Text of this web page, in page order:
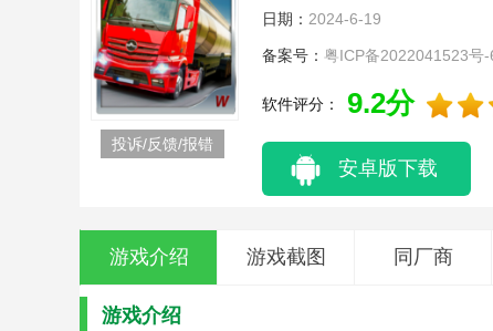
投诉/反馈/报错
日期： 2024-6-19
备案号： 粤ICP备2022041523号-
软件评分： 9.2分
安卓版下载
游戏介绍 游戏截图 同厂商
游戏介绍